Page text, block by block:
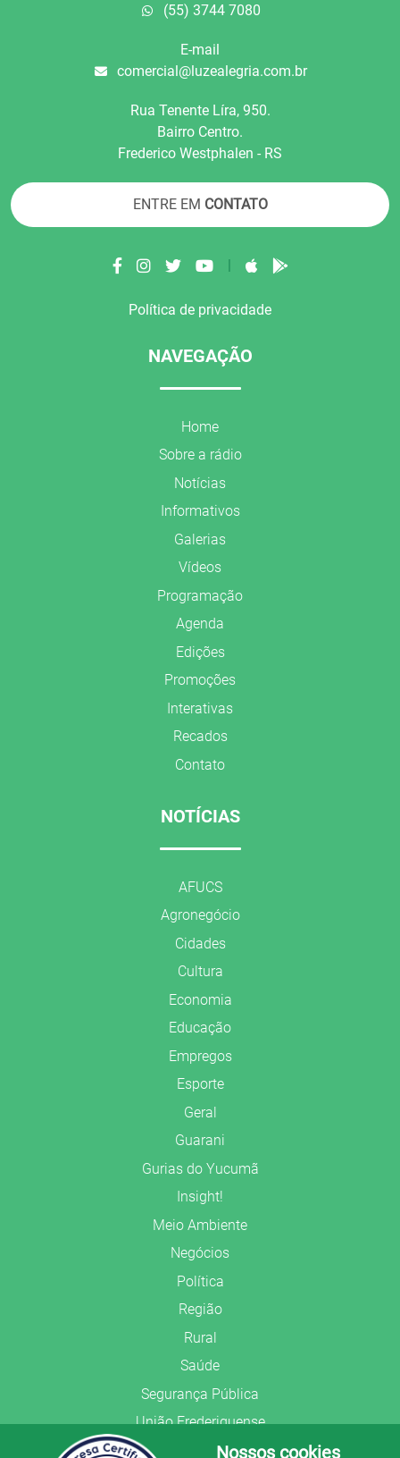
(55) 3744 7080
E-mail
comercial@luzealegria.com.br
Rua Tenente Líra, 950.
Bairro Centro.
Frederico Westphalen - RS
ENTRE EM CONTATO
|
Política de privacidade
NAVEGAÇÃO
Home
Sobre a rádio
Notícias
Informativos
Galerias
Vídeos
Programação
Agenda
Edições
Promoções
Interativas
Recados
Contato
NOTÍCIAS
AFUCS
Agronegócio
Cidades
Cultura
Economia
Educação
Empregos
Esporte
Geral
Guarani
Gurias do Yucumã
Insight!
Meio Ambiente
Negócios
Política
Região
Rural
Saúde
Segurança Pública
União Frederiquense
Nossos cookies